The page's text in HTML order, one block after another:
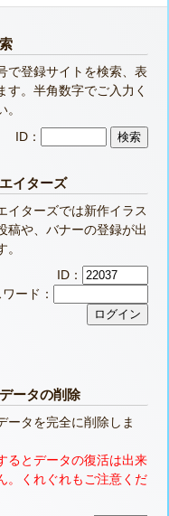
で登録サイトを検索、表
す。半角数字でご入力く
。
ID：
イターズ
イターズでは新作イラス
稿や、バナーの登録が出
。
ID：
ード：
ータの削除
ータを完全に削除しま
るとデータの復活は出来
。くれぐれもご注意くだ